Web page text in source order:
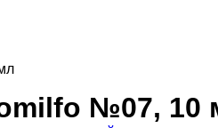
№07, 10